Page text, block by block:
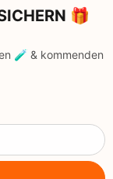
🎁
🧪 & kommenden